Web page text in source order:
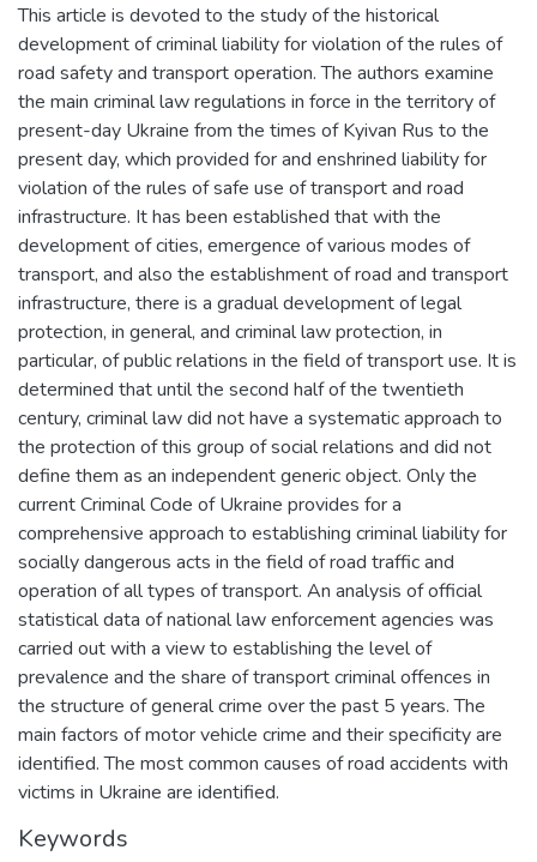
This article is devoted to the study of the historical
development of criminal liability for violation of the rules of
road safety and transport operation. The authors examine
the main criminal law regulations in force in the territory of
present-day Ukraine from the times of Kyivan Rus to the
present day, which provided for and enshrined liability for
violation of the rules of safe use of transport and road
infrastructure. It has been established that with the
development of cities, emergence of various modes of
transport, and also the establishment of road and transport
infrastructure, there is a gradual development of legal
protection, in general, and criminal law protection, in
particular, of public relations in the field of transport use. It is
determined that until the second half of the twentieth
century, criminal law did not have a systematic approach to
the protection of this group of social relations and did not
define them as an independent generic object. Only the
current Criminal Code of Ukraine provides for a
comprehensive approach to establishing criminal liability for
socially dangerous acts in the field of road traffic and
operation of all types of transport. An analysis of official
statistical data of national law enforcement agencies was
carried out with a view to establishing the level of
prevalence and the share of transport criminal offences in
the structure of general crime over the past 5 years. The
main factors of motor vehicle crime and their specificity are
identified. The most common causes of road accidents with
victims in Ukraine are identified.
Keywords